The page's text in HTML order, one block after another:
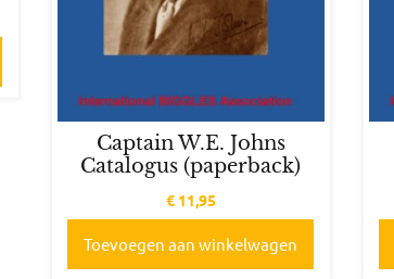
Captain W.E. Johns
Catalogus (paperback)
€11,95
Toevoegen aan winkelwagen